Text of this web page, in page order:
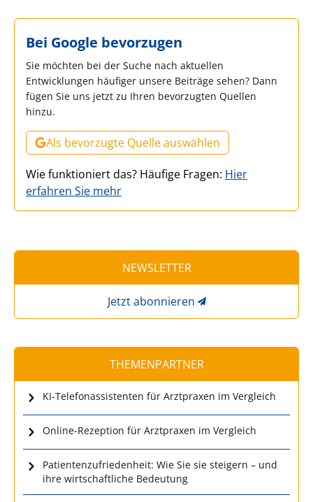
Bei Google bevorzugen
Sie möchten bei der Suche nach aktuellen
Entwicklungen häufiger unsere Beiträge sehen? Dann
fügen Sie uns jetzt zu Ihren bevorzugten Quellen
hinzu.
Als bevorzugte Quelle auswählen
Wie funktioniert das? Häufige Fragen: Hier
erfahren Sie mehr
NEWSLETTER
Jetzt abonnieren
THEMENPARTNER
KI-Telefonassistenten für Arztpraxen im Vergleich
Online-Rezeption für Arztpraxen im Vergleich
Patientenzufriedenheit: Wie Sie sie steigern – und
ihre wirtschaftliche Bedeutung